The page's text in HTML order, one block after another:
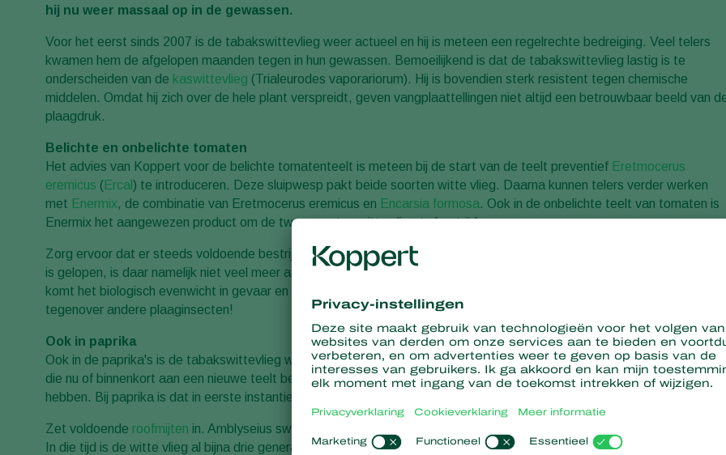
hij nu weer massaal op in de gewassen.
Voor het eerst sinds 2007 is de tabakswittevlieg weer actueel en hij is meteen een regelrechte bedreiging. Veel telers
kwamen hem de afgelopen maanden tegen in hun gewassen. Bemoeilijkend is dat de tabakswittevlieg lastig is te
onderscheiden van de kaswittevlieg (Trialeurodes vaporariorum). Hij is bovendien sterk resistent tegen chemische
middelen. Omdat hij zich over de hele plant verspreidt, geven vangplaattellingen niet altijd een betrouwbaar beeld van
plaagdruk.
Belichte en onbelichte tomaten
Het advies van Koppert voor de belichte tomatenteelt is meteen bij de start van de teelt preventief Eretmocerus
eremicus (Ercal) te introduceren. Deze sluipwesp pakt beide soorten witte vlieg. Daarna kunnen telers verder werken
met Enermix, de combinatie van Eretmocerus eremicus en Encarsia formosa. Ook in de onbelichte teelt van tomaten is
Enermix het aangewezen product om de twee soorten witte vlieg te bestrijden.
Zorg ervoor dat er steeds voldoende bestrijders in het gewas zijn. Als de plaagdruk van de tabakswittevlieg uit de hand
is gelopen, is daar namelijk niet veel meer aan te doen. Vaak wordt er dan naar chemische middelen gegrepen. Maar
komt het biologisch evenwicht in gevaar en kan de teler met lege handen komen te staan. Tegenover Bemisia, maar ook
tegenover andere plaaginsecten!
Ook in paprika
Ook in de paprika's is de tabakswittevlieg weer opgedoken. Koppert verwacht dat hij veel last gaat geven op bedrijven
die nu of binnenkort aan een nieuwe teelt beginnen. Ook hier is het advies om heel vroeg bestrijders in het gewas te
hebben. Bij paprika is dat in eerste instantie de roofmijt
Zet voldoende roofmijten in. Amblyseius swirskii heeft ongeveer acht weken nodig om een sterke populatie te vestigen.
In die tijd is de witte vlieg al bijna drie generaties verder. Daar is zonder harde maatregelen niet tegenop te werken. Zet